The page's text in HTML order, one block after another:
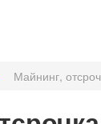
Майнинг,